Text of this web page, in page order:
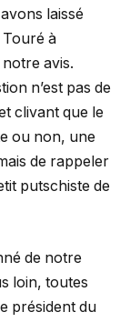
laissé
Touré à
avis.
n’est pas de
clivant que le
ou non, une
de rappeler
putschiste de
de notre
loin, toutes
président du